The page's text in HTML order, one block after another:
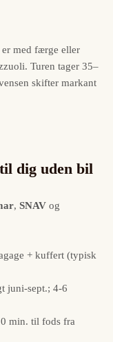
er med færge eller
Turen tager 35‒
skifter markant
dig uden bil
, SNAV og
+ kuffert (typisk
juni-sept.; 4-6
min. til fods fra